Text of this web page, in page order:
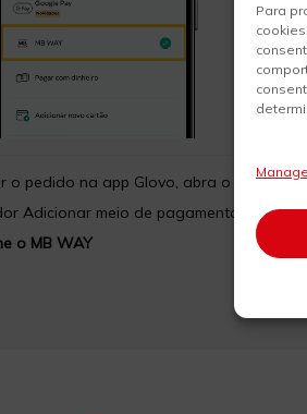
Para
o pedido na app Glovo, abra o
Adicionar meio de pagamento >
o MB WAY